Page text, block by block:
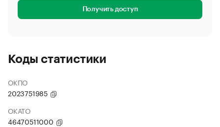
Получить доступ
Коды статистики
ОКПО
2023751985
ОКАТО
46470511000